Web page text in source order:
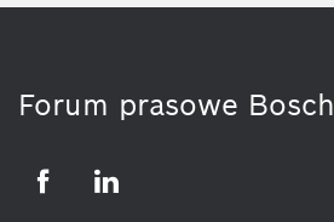
Forum prasowe Bosch